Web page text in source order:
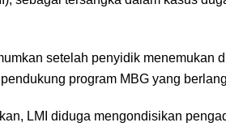
setelah penyidik menemukan
program MBG yang
LMI diduga mengondisikan